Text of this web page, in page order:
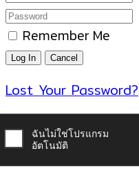
Remember Me
Lost Your Password?